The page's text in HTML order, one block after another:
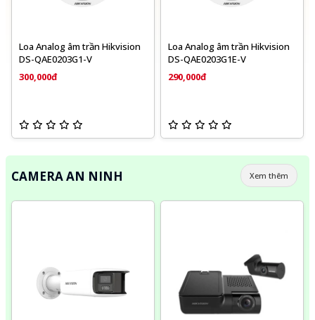
Loa Analog âm trần Hikvision
DS-QAE0203G1-V
300,000đ
Loa Analog âm trần Hikvision
DS-QAE0203G1E-V
290,000đ
CAMERA AN NINH Xem thêm